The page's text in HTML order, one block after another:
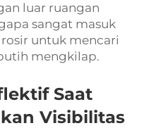
luar ruangan
sangat masuk
untuk mencari
mengkilap.
Saat
Visibilitas